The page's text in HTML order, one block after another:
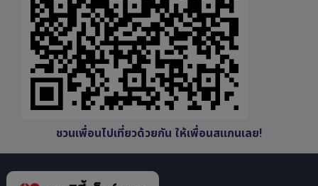
ชวนเพื่อนไปเที่ยวด้วยกัน ให้เพื่อนสแกนเลย!